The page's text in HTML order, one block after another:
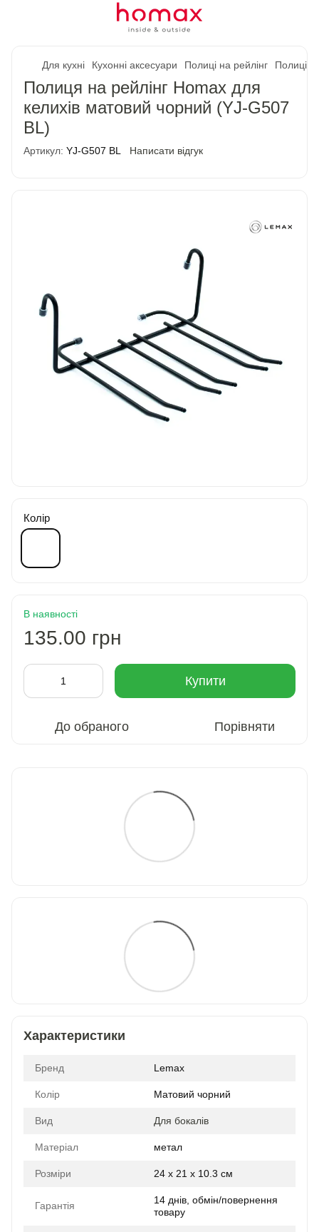
Для кухні Кухонні аксесуари Полиці на рейлінг Полиці
Полиця на рейлінг Homax для
келихів матовий чорний (YJ-G507
BL)
Артикул: YJ-G507 BL Написати відгук
Колір
В наявності
135.00 грн
Купити
До обраного Порівняти
Характеристики
Бренд Lemax
Колір Матовий чорний
Вид Для бокалів
Матеріал метал
Розміри 24 x 21 x 10.3 см
Гарантія
14 днів, обмін/повернення
товару